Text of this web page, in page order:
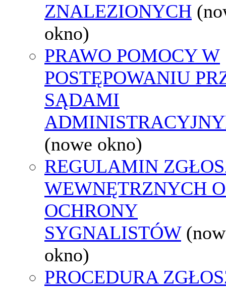
ZNALEZIONYCH
okno)
PRAWO POMOCY W
POSTĘPOWANIU
SĄDAMI
(nowe okno)
REGULAMIN
WEWNĘTRZNYCH
OCHRONY
SYGNALISTÓW
okno)
PROCEDURA